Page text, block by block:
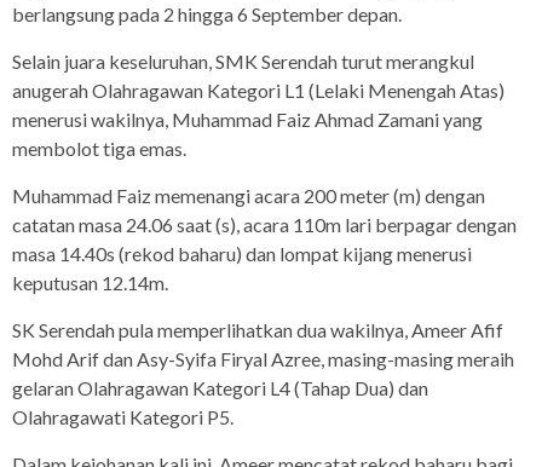
berlangsung pada 2 hingga 6 September depan.
Selain juara keseluruhan, SMK Serendah turut merangkul
anugerah Olahragawan Kategori L1 (Lelaki Menengah Atas)
menerusi wakilnya, Muhammad Faiz Ahmad Zamani yang
membolot tiga emas.
Muhammad Faiz memenangi acara 200 meter (m) dengan
catatan masa 24.06 saat (s), acara 110m lari berpagar dengan
masa 14.40s (rekod baharu) dan lompat kijang menerusi
keputusan 12.14m.
SK Serendah pula memperlihatkan dua wakilnya, Ameer Afif
Mohd Arif dan Asy-Syifa Firyal Azree, masing-masing meraih
gelaran Olahragawan Kategori L4 (Tahap Dua) dan
Olahragawati Kategori P5.